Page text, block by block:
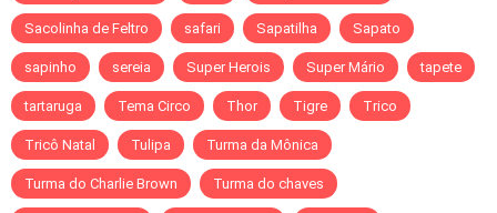
Sacolinha de Feltro safari Sapatilha Sapato
sapinho sereia Super Herois Super Mário tapete
tartaruga Tema Circo Thor Tigre Trico
Tricô Natal Tulipa Turma da Mônica
Turma do Charlie Brown Turma do chaves